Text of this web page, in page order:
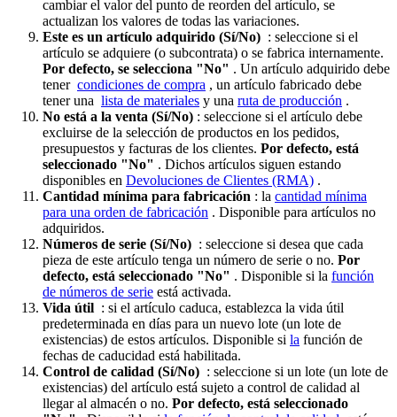
cambiar el valor del punto de reorden del artículo, se
actualizan los valores de todas las variaciones.
Este es un artículo adquirido (Sí/No) : seleccione si el
artículo se adquiere (o subcontrata) o se fabrica internamente.
Por defecto, se selecciona "No" . Un artículo adquirido debe
tener condiciones de compra , un artículo fabricado debe
tener una lista de materiales y una ruta de producción .
No está a la venta (Sí/No) : seleccione si el artículo debe
excluirse de la selección de productos en los pedidos,
presupuestos y facturas de los clientes. Por defecto, está
seleccionado "No" . Dichos artículos siguen estando
disponibles en Devoluciones de Clientes (RMA) .
Cantidad mínima para fabricación : la cantidad mínima
para una orden de fabricación . Disponible para artículos no
adquiridos.
Números de serie (Sí/No) : seleccione si desea que cada
pieza de este artículo tenga un número de serie o no. Por
defecto, está seleccionado "No" . Disponible si la función
de números de serie está activada.
Vida útil : si el artículo caduca, establezca la vida útil
predeterminada en días para un nuevo lote (un lote de
existencias) de estos artículos. Disponible si la función de
fechas de caducidad está habilitada.
Control de calidad (Sí/No) : seleccione si un lote (un lote de
existencias) del artículo está sujeto a control de calidad al
llegar al almacén o no. Por defecto, está seleccionado